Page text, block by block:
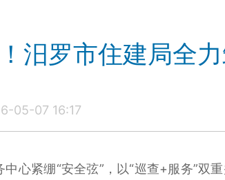
汨罗市住建局全
05-07 16:17
紧绷“安全弦”，以“巡查+服务”双